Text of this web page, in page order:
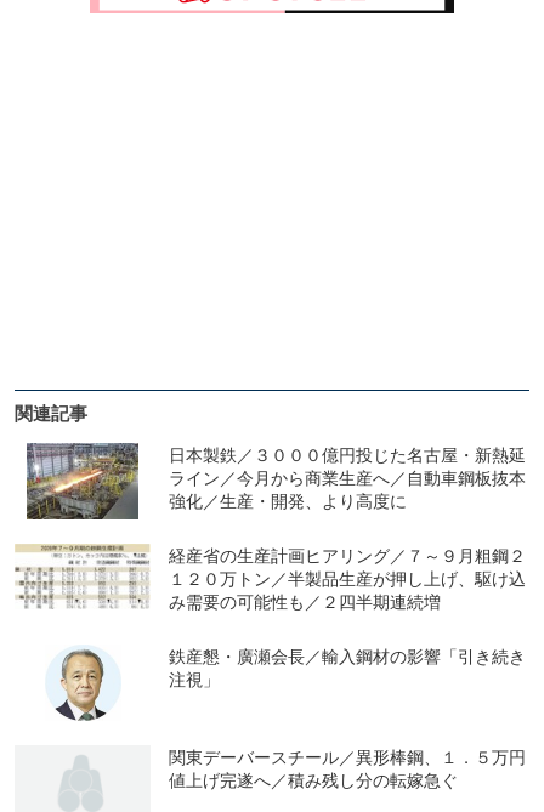
関連記事
日本製鉄／３０００億円投じた名古屋・新熱延
ライン／今月から商業生産へ／自動車鋼板抜本
強化／生産・開発、より高度に
経産省の生産計画ヒアリング／７～９月粗鋼２
１２０万トン／半製品生産が押し上げ、駆け込
み需要の可能性も／２四半期連続増
鉄産懇・廣瀬会長／輸入鋼材の影響「引き続き
注視」
関東デーバースチール／異形棒鋼、１．５万円
値上げ完遂へ／積み残し分の転嫁急ぐ